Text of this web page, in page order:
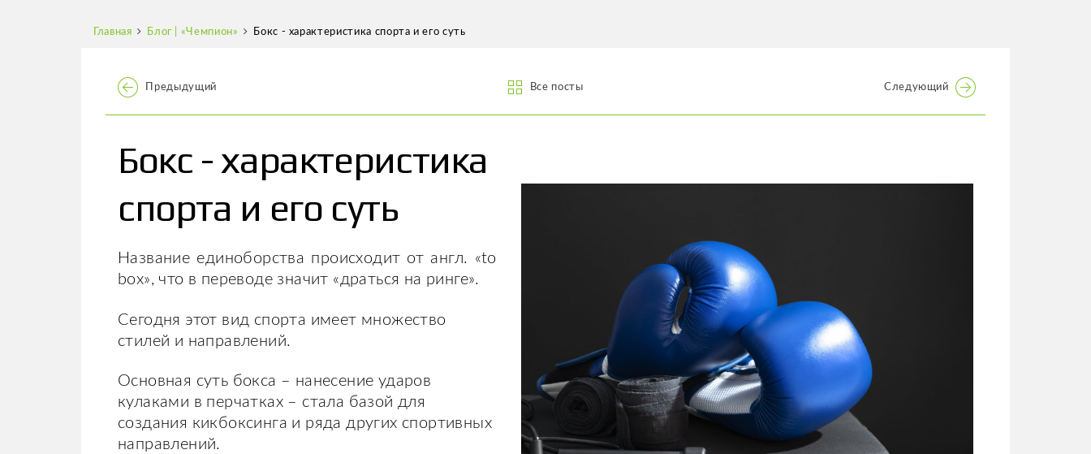
Главная Блог | «Чемпион» Бокс - характеристика спорта и его суть
Предыдущий Все посты Следующий
Бокс - характеристика
спорта и его суть
Название единоборства происходит от англ. «to
box», что в переводе значит «драться на ринге».
Сегодня этот вид спорта имеет множество
стилей и направлений.
Основная суть бокса – нанесение ударов
кулаками в перчатках – стала базой для
создания кикбоксинга и ряда других спортивных
направлений.